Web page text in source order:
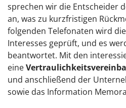
sprechen wir die Entscheider
an, was zu kurzfristigen
folgenden Telefonaten wird
Interesses geprüft, und es
beantwortet. Mit den
eine
und anschließend der
sowie das Information